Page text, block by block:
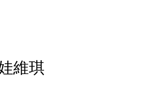
維琪